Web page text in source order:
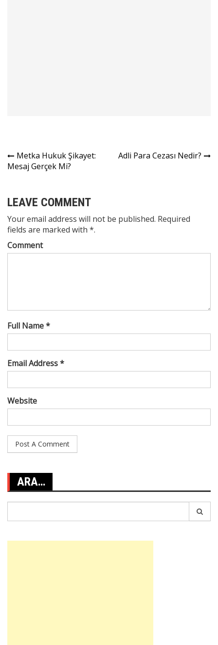
Yazı
gezinmesi
Metka Hukuk Şikayet:
Mesaj Gerçek Mi?
Adli Para Cezası Nedir?
LEAVE COMMENT
Your email address will not be published. Required
fields are marked with *.
Comment
Full Name *
Email Address *
Website
ARA…